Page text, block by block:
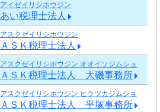
アイゼイリシホウジン
あい税理士法人
アスクゼイリシホウジン
ＡＳＫ税理士法人
アスクゼイリシホウジン オオイソジムショ
ＡＳＫ税理士法人 大磯事務所
アスクゼイリシホウジン ヒラツカジムショ
ＡＳＫ税理士法人 平塚事務所